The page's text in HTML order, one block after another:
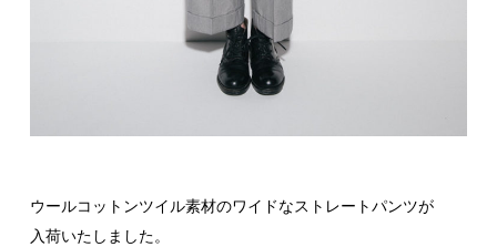
ウールコットンツイル素材のワイドなストレートパンツが
入荷いたしました。